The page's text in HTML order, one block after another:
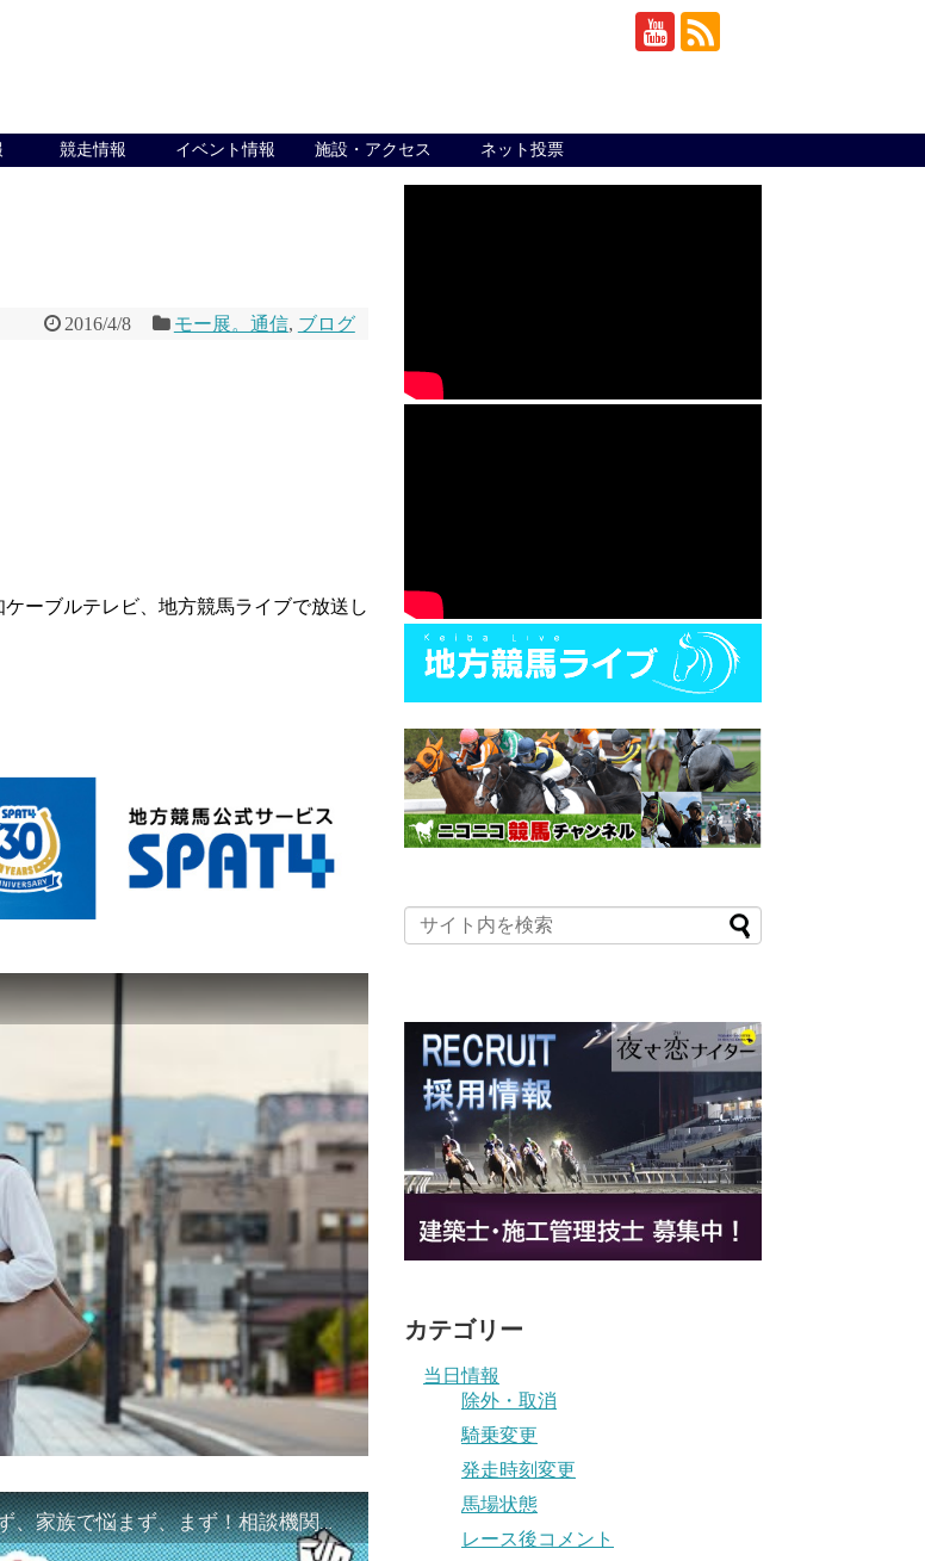
競走情報 イベント情報 施設・アクセス ネット投票
2016/4/8 モー展。通信, ブログ
ーブルテレビ、地方競馬ライブで放送し
「ギャンブル等依存症対策啓発動画 ～一人で悩まず、家族で悩まず、まず！相談機関へ～」
カテゴリー
当日情報
除外・取消
騎乗変更
発走時刻変更
馬場状態
レース後コメント